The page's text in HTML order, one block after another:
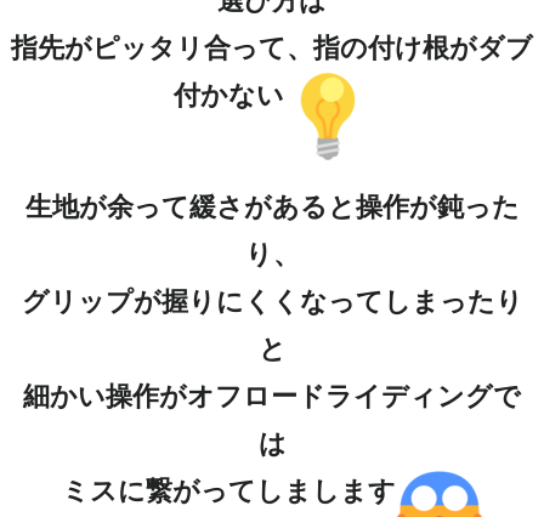
指先がピッタリ合って、指の付け根がダブ
付かない
生地が余って緩さがあると操作が鈍った
り、
グリップが握りにくくなってしまったり
と
細かい操作がオフロードライディングで
は
ミスに繋がってしまします